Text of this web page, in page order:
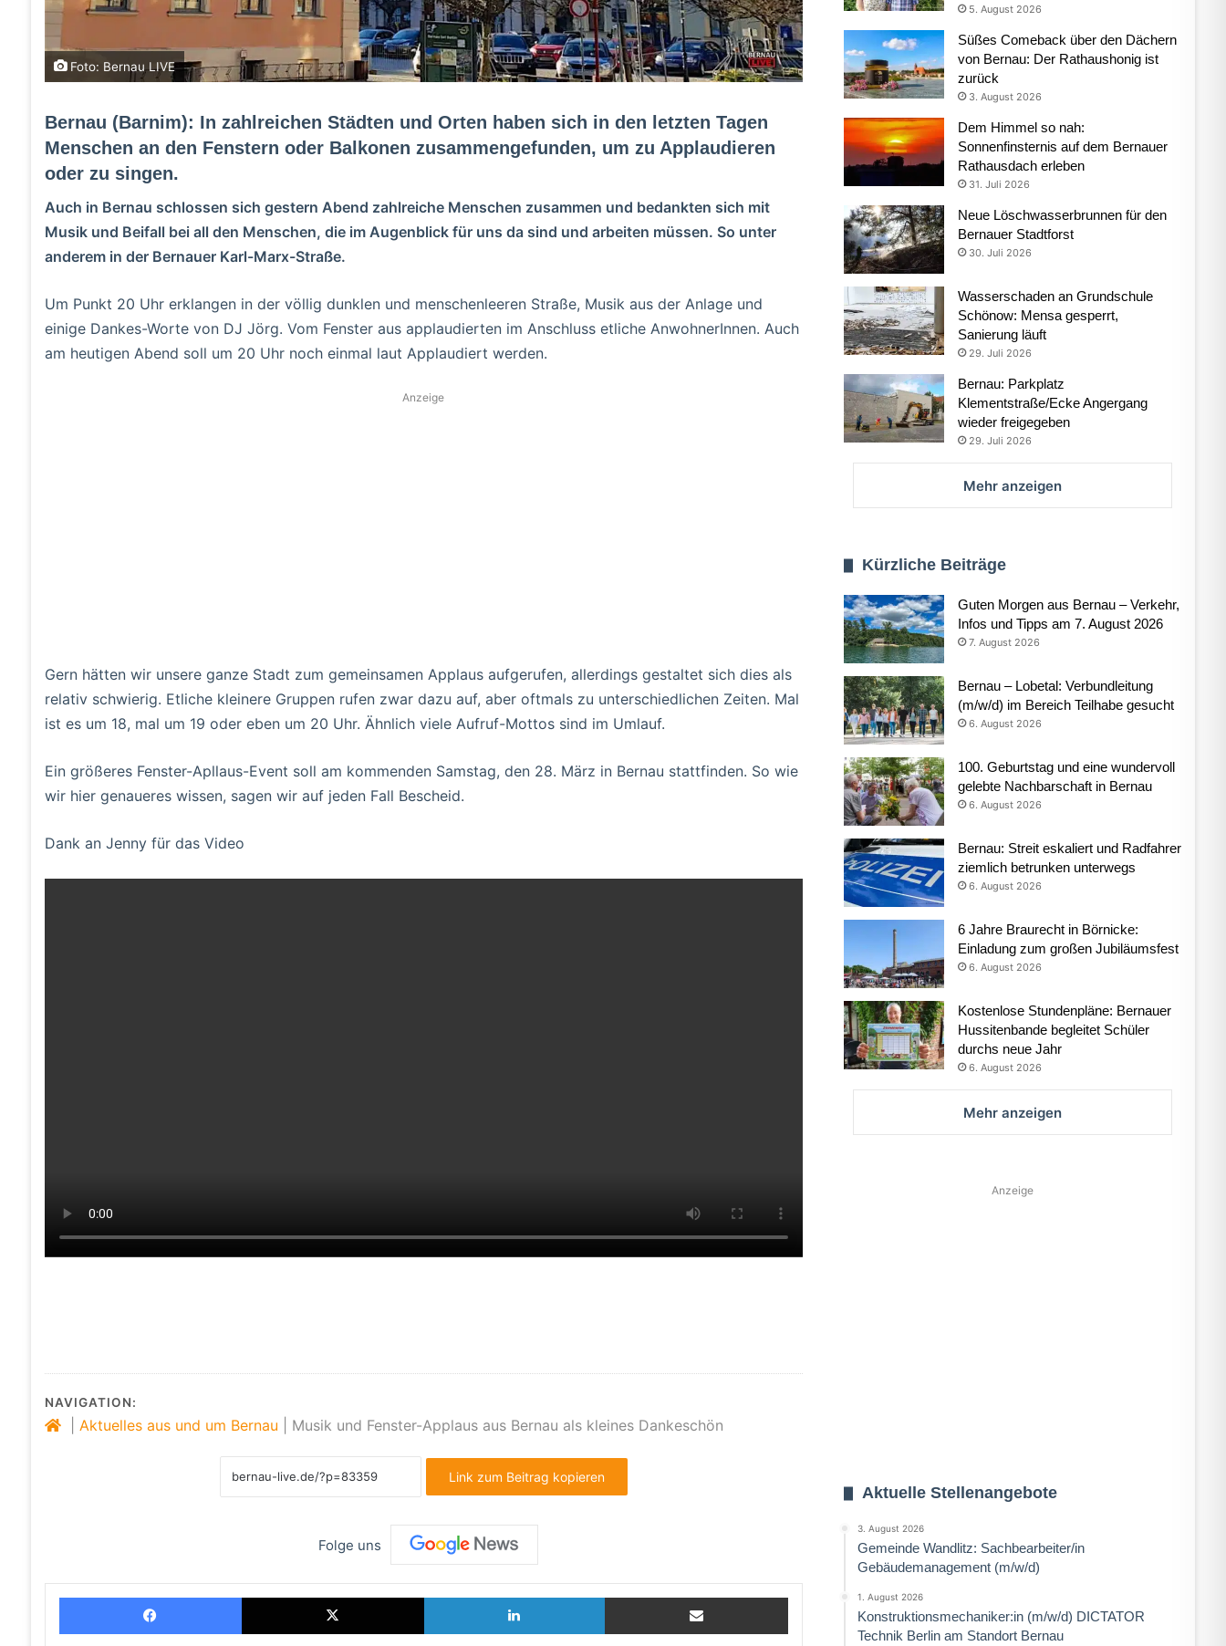
Foto: Bernau LIVE
Bernau (Barnim): In zahlreichen Städten und Orten haben sich in den letzten Tagen
Menschen an den Fenstern oder Balkonen zusammengefunden, um zu Applaudieren
oder zu singen.
Auch in Bernau schlossen sich gestern Abend zahlreiche Menschen zusammen und bedankten sich mit
Musik und Beifall bei all den Menschen, die im Augenblick für uns da sind und arbeiten müssen. So unter
anderem in der Bernauer Karl-Marx-Straße.
Um Punkt 20 Uhr erklangen in der völlig dunklen und menschenleeren Straße, Musik aus der Anlage und
einige Dankes-Worte von DJ Jörg. Vom Fenster aus applaudierten im Anschluss etliche AnwohnerInnen. Auch
am heutigen Abend soll um 20 Uhr noch einmal laut Applaudiert werden.
Anzeige
Gern hätten wir unsere ganze Stadt zum gemeinsamen Applaus aufgerufen, allerdings gestaltet sich dies als
relativ schwierig. Etliche kleinere Gruppen rufen zwar dazu auf, aber oftmals zu unterschiedlichen Zeiten. Mal
ist es um 18, mal um 19 oder eben um 20 Uhr. Ähnlich viele Aufruf-Mottos sind im Umlauf.
Ein größeres Fenster-Apllaus-Event soll am kommenden Samstag, den 28. März in Bernau stattfinden. So wie
wir hier genaueres wissen, sagen wir auf jeden Fall Bescheid.
Dank an Jenny für das Video
NAVIGATION:
Aktuelles aus und um Bernau Musik und Fenster-Applaus aus Bernau als kleines Dankeschön
Link zum Beitrag kopieren
Folge uns
Facebook X LinkedIn Teilen via E-Mail
5. August 2026
Süßes Comeback über den Dächern
von Bernau: Der Rathaushonig ist
zurück
3. August 2026
Dem Himmel so nah:
Sonnenfinsternis auf dem Bernauer
Rathausdach erleben
31. Juli 2026
Neue Löschwasserbrunnen für den
Bernauer Stadtforst
30. Juli 2026
Wasserschaden an Grundschule
Schönow: Mensa gesperrt,
Sanierung läuft
29. Juli 2026
Bernau: Parkplatz
Klementstraße/Ecke Angergang
wieder freigegeben
29. Juli 2026
Mehr anzeigen
Kürzliche Beiträge
Guten Morgen aus Bernau – Verkehr,
Infos und Tipps am 7. August 2026
7. August 2026
Bernau – Lobetal: Verbundleitung
(m/w/d) im Bereich Teilhabe gesucht
6. August 2026
100. Geburtstag und eine wundervoll
gelebte Nachbarschaft in Bernau
6. August 2026
Bernau: Streit eskaliert und Radfahrer
ziemlich betrunken unterwegs
6. August 2026
6 Jahre Braurecht in Börnicke:
Einladung zum großen Jubiläumsfest
6. August 2026
Kostenlose Stundenpläne: Bernauer
Hussitenbande begleitet Schüler
durchs neue Jahr
6. August 2026
Mehr anzeigen
Anzeige
Aktuelle Stellenangebote
3. August 2026
Gemeinde Wandlitz: Sachbearbeiter/in
Gebäudemanagement (m/w/d)
1. August 2026
Konstruktionsmechaniker:in (m/w/d) DICTATOR
Technik Berlin am Standort Bernau